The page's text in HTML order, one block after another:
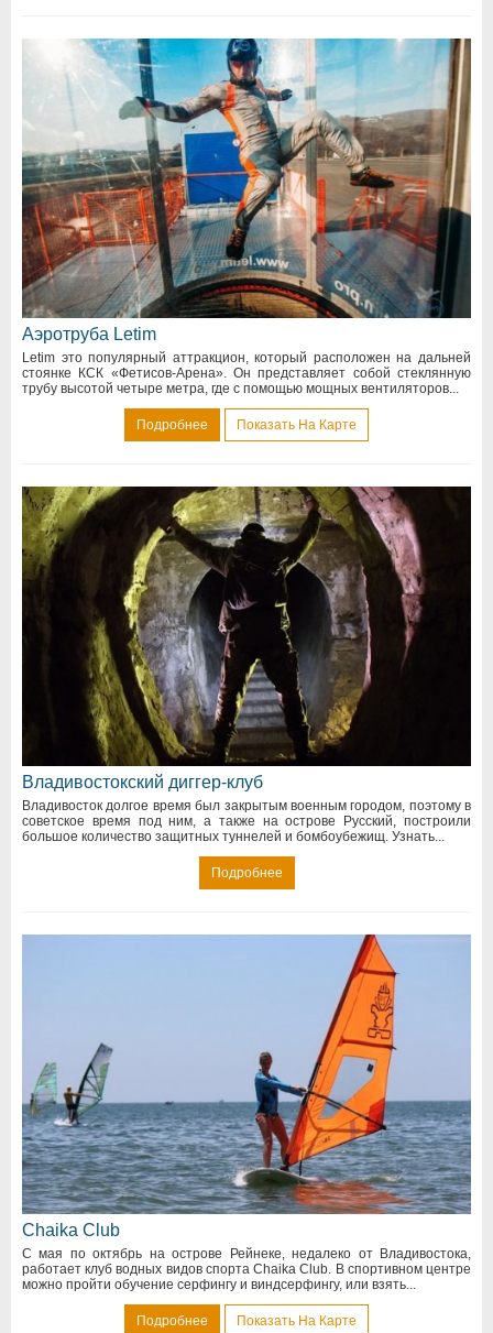
Аэротруба Letim
Letim это популярный аттракцион, который расположен на дальней
стоянке КСК «Фетисов-Арена». Он представляет собой стеклянную
трубу высотой четыре метра, где с помощью мощных вентиляторов...
Подробнее Показать На Карте
Владивостокский диггер-клуб
Владивосток долгое время был закрытым военным городом, поэтому в
советское время под ним, а также на острове Русский, построили
большое количество защитных туннелей и бомбоубежищ. Узнать...
Подробнее
Chaika Club
С мая по октябрь на острове Рейнеке, недалеко от Владивостока,
работает клуб водных видов спорта Chaika Club. В спортивном центре
можно пройти обучение серфингу и виндсерфингу, или взять...
Подробнее Показать На Карте